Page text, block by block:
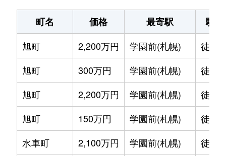
町名 価格 最寄駅
駅
旭町
2,200万円 学園前(札幌)
徒歩
旭町
300万円 学園前(札幌)
徒歩
旭町
2,200万円 学園前(札幌)
徒歩
旭町
150万円 学園前(札幌)
徒歩
水車町
2,100万円 学園前(札幌)
徒歩